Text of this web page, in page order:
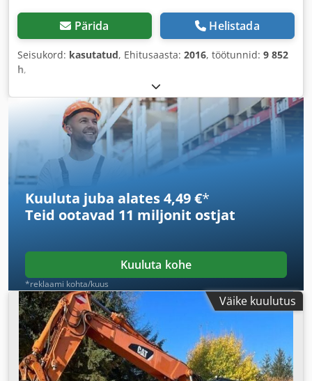
Pärida Helistada
Seisukord: kasutatud, Ehitusaasta: 2016, töötunnid: 9 852
h,
Kuuluta juba alates 4,49 €*
Teid ootavad 11 miljonit ostjat
Kuuluta kohe
*reklaami kohta/kuus
Väike kuulutus